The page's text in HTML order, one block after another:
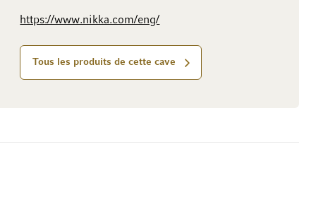
https://www.nikka.com/eng/
Tous les produits de cette cave